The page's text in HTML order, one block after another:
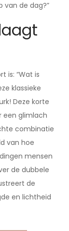
van de dag?”
is: “Wat is
klassieke
Deze korte
een glimlach
combinatie
van hoe
mensen
de dubbele
de
en lichtheid